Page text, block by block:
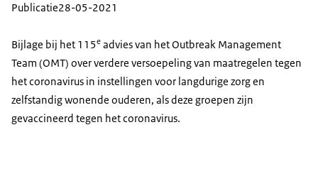
Publicatie28-05-2021
Bijlage bij het 115e advies van het Outbreak Management
Team (OMT) over verdere versoepeling van maatregelen tegen
het coronavirus in instellingen voor langdurige zorg en
zelfstandig wonende ouderen, als deze groepen zijn
gevaccineerd tegen het coronavirus.